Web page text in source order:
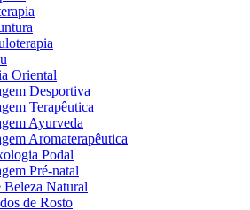
Oriental
Desportiva
Terapêutica
Ayurveda
Aromaterapêutica
Podal
Pré-natal
Beleza Natural
de Rosto